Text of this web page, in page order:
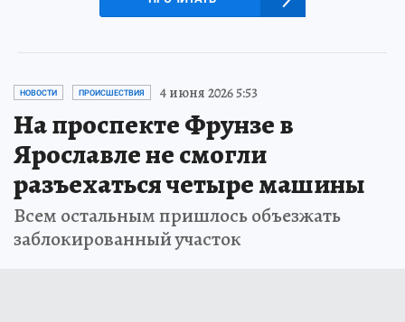
НОВОСТИ ПРОИСШЕСТВИЯ 4 июня 2026 5:53
На проспекте Фрунзе в
Ярославле не смогли
разъехаться четыре машины
Всем остальным пришлось объезжать
заблокированный участок